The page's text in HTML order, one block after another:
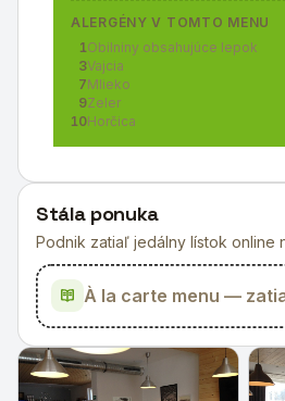
ALERGÉNY V TOMTO MENU
1Obilniny obsahujúce lepok
3Vajcia
7Mlieko
9Zeler
10Horčica
Stála ponuka
Podnik zatiaľ jedálny lístok online
À la carte menu —